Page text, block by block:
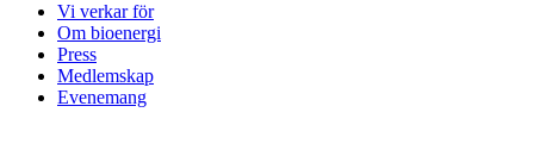
Vi verkar för
Om bioenergi
Press
Medlemskap
Evenemang